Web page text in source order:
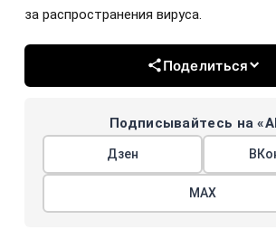
за распространения вируса.
Поделиться
Подписывайтесь на
Дзен
МАХ